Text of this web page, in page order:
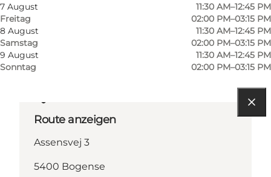
7 August
Freitag
11:30 AM–12:45 PM
02:00 PM–03:15 PM
8 August
Samstag
11:30 AM–12:45 PM
02:00 PM–03:15 PM
9 August
Sonntag
11:30 AM–12:45 PM
02:00 PM–03:15 PM
Route anzeigen
Assensvej 3
5400 Bogense